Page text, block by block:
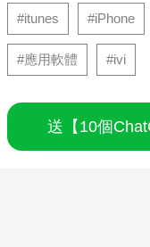
#itunes #iPhone
#應用軟體 #ivi
送【10個